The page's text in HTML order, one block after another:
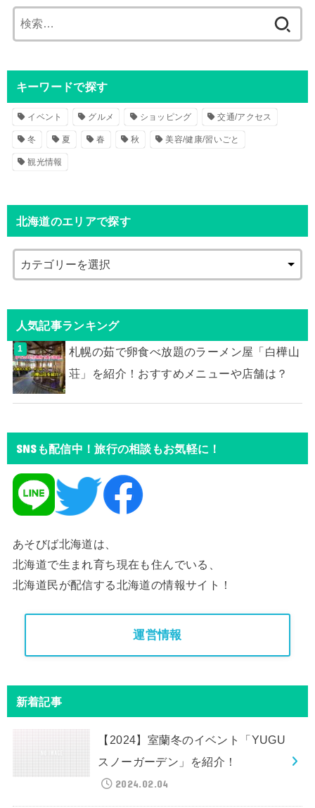
索
キーワードで探す
イベント グルメ ショッピング 交通/アクセス
冬 夏 春 秋 美容/健康/習いごと
観光情報
北海道のエリアで探す
人気記事ランキング
札幌の茹で卵食べ放題のラーメン屋「白樺山
荘」を紹介！おすすめメニューや店舗は？
SNSも配信中！旅行の相談もお気軽に！
あそびば北海道は、
北海道で生まれ育ち現在も住んでいる、
北海道民が配信する北海道の情報サイト！
運営情報
新着記事
【2024】室蘭冬のイベント「YUGU
スノーガーデン」を紹介！
2024.02.04